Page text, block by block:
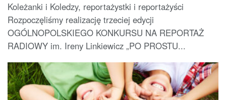
Koleżanki i Koledzy, reportażystki i reportażyści
Rozpoczęliśmy realizację trzeciej edycji
OGÓLNOPOLSKIEGO KONKURSU NA REPORTAŻ
RADIOWY im. Ireny Linkiewicz „PO PROSTU...